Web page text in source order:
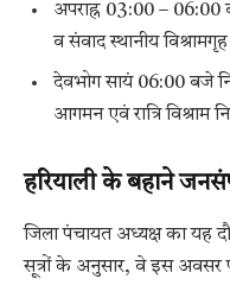
अपराह्न 03:00 – 06:00
व संवाद स्थानीय
देवभोग सायं 06:00 बजे
आगमन एवं रात्रि विश्राम
हरियाली के बहाने
जिला पंचायत अध्यक्ष का यह
सूत्रों के अनुसार, वे इस